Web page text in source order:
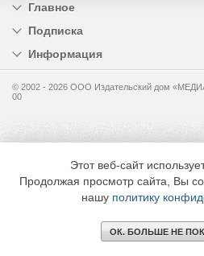
Главное
Подписка
Информация
© 2002 - 2026 OOO Издательский дом
00
Этот веб-сайт
Продолжая просмотр сайта, Вы
нашу политику
ОК. БОЛЬШЕ НЕ